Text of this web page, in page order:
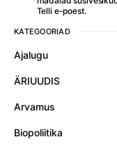
Telli e-poest.
KATEGOORIAD
Ajalugu
ÄRIUUDIS
Arvamus
Biopoliitika